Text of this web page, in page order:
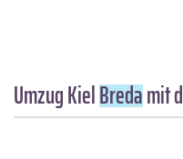
Umzug KielBredamit